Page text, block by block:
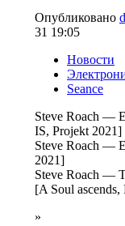
Опубликовано
31 19:05
Новости
Seance
Steve Roach —
IS, Projekt 2021]
Steve Roach —
2021]
Steve Roach —
[A Soul
»